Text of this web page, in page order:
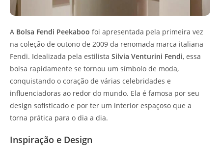
A Bolsa Fendi Peekaboo foi apresentada pela primeira vez
na coleção de outono de 2009 da renomada marca italiana
Fendi. Idealizada pela estilista Silvia Venturini Fendi, essa
bolsa rapidamente se tornou um símbolo de moda,
conquistando o coração de várias celebridades e
influenciadoras ao redor do mundo. Ela é famosa por seu
design sofisticado e por ter um interior espaçoso que a
torna prática para o dia a dia.
Inspiração e Design